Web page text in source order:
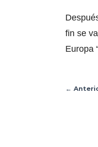
fin se
Europa
←